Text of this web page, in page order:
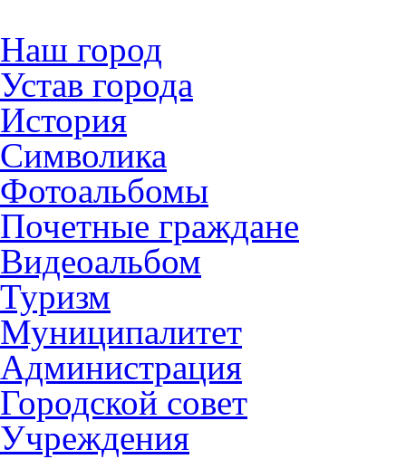
Наш город
Устав города
История
Символика
Фотоальбомы
Почетные граждане
Видеоальбом
Туризм
Муниципалитет
Администрация
Городской совет
Учреждения